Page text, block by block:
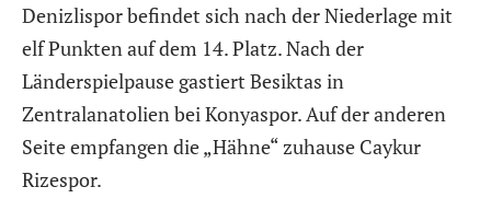
Denizlispor befindet sich nach der Niederlage mit
elf Punkten auf dem 14. Platz. Nach der
Länderspielpause gastiert Besiktas in
Zentralanatolien bei Konyaspor. Auf der anderen
Seite empfangen die „Hähne“ zuhause Caykur
Rizespor.